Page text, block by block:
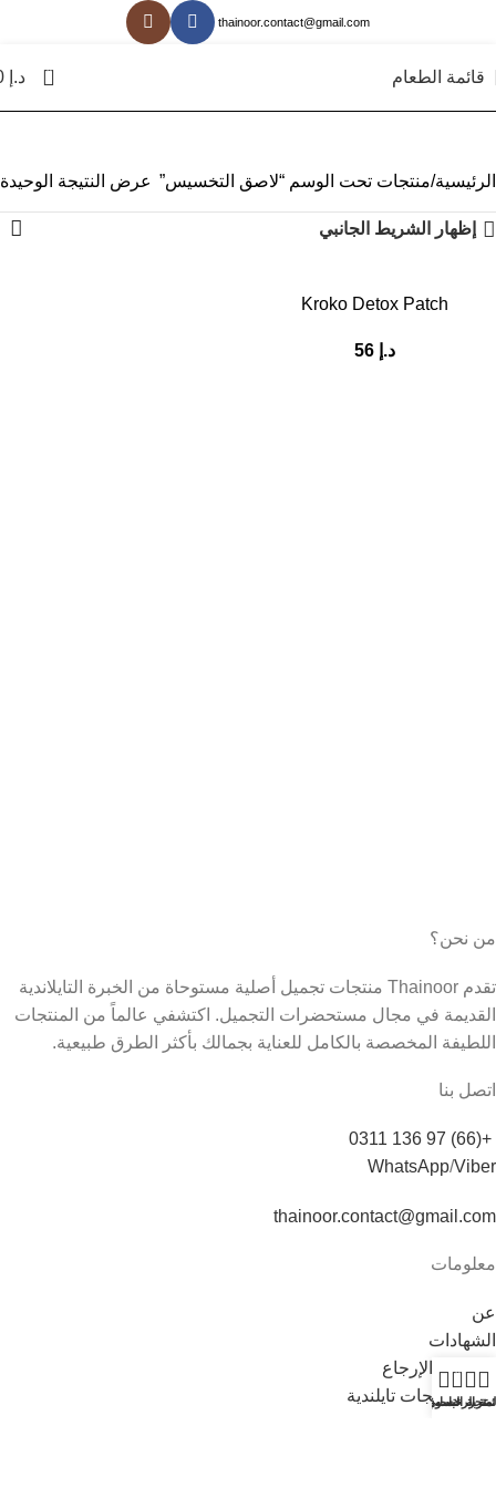
thainoor.contact@gmail.com
قائمة الطعام 0 د.إ
الرئيسية منتجات تحت الوسم “لاصق التخسيس” عرض النتيجة الوحيدة
إظهار الشريط الجانبي
Kroko Detox Patch
د.إ
من نحن؟
تقدم Thainoor منتجات تجميل أصلية مستوحاة من الخبرة التايلاندية
القديمة في مجال مستحضرات التجميل. اكتشفي عالماً من المنتجات
اللطيفة المخصصة بالكامل للعناية بجمالك بأكثر الطرق طبيعية.
اتصل بنا
+(66) 97 136 0311
WhatsApp/Viber
thainoor.contact@gmail.com
معلومات
عن
الشهادات
الشحن والإرجاع
شراء منتجات تايلندية
الرغبات
0
عربة التسوق
حسابي